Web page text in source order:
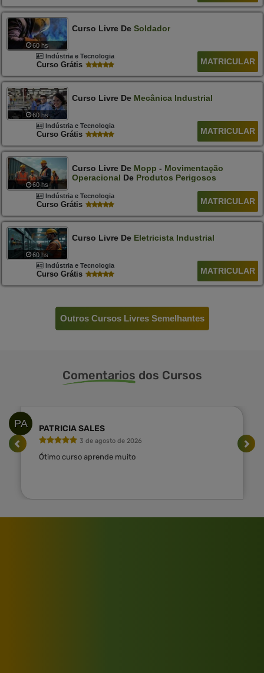
60 hs
Curso Livre De Soldador
Indústria e Tecnologia
Curso Grátis MATRICULAR
60 hs
Curso Livre De Mecânica Industrial
Indústria e Tecnologia
Curso Grátis MATRICULAR
60 hs
Curso Livre De Mopp - Movimentação
Operacional De Produtos Perigosos
Indústria e Tecnologia
Curso Grátis MATRICULAR
60 hs
Curso Livre De Eletricista Industrial
Indústria e Tecnologia
Curso Grátis MATRICULAR
Outros Cursos Livres Semelhantes
Comentarios dos Cursos
PA PATRICIA SALES
3 de agosto de 2026
Ótimo curso aprende muito